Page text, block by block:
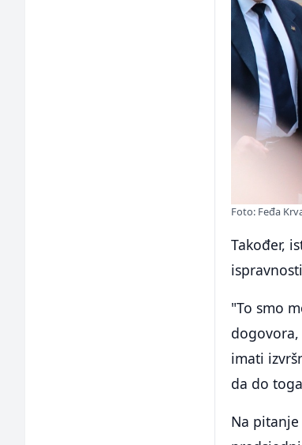
Foto: Feđa
Također,
"To smo
dogovora,
imati
da do
Na